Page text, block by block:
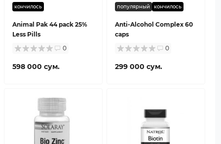
кончилось
Animal Pak 44 pack 25%
Less Pills
0
598 000 сум.
популярный кончилось
Anti-Alcohol Complex 60
caps
0
299 000 сум.